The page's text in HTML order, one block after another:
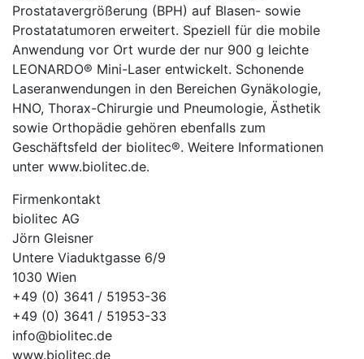
Prostatavergrößerung (BPH) auf Blasen- sowie
Prostatatumoren erweitert. Speziell für die mobile
Anwendung vor Ort wurde der nur 900 g leichte
LEONARDO® Mini-Laser entwickelt. Schonende
Laseranwendungen in den Bereichen Gynäkologie,
HNO, Thorax-Chirurgie und Pneumologie, Ästhetik
sowie Orthopädie gehören ebenfalls zum
Geschäftsfeld der biolitec®. Weitere Informationen
unter www.biolitec.de.
Firmenkontakt
biolitec AG
Jörn Gleisner
Untere Viaduktgasse 6/9
1030 Wien
+49 (0) 3641 / 51953-36
+49 (0) 3641 / 51953-33
info@biolitec.de
www.biolitec.de